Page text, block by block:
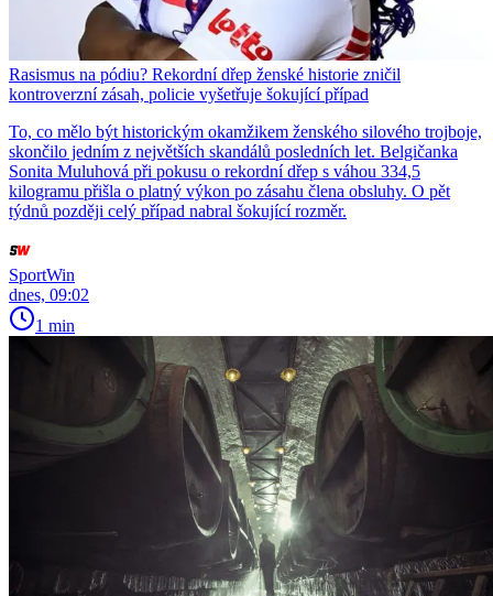
Rasismus na pódiu? Rekordní dřep ženské historie zničil
kontroverzní zásah, policie vyšetřuje šokující případ
To, co mělo být historickým okamžikem ženského silového trojboje,
skončilo jedním z největších skandálů posledních let. Belgičanka
Sonita Muluhová při pokusu o rekordní dřep s váhou 334,5
kilogramu přišla o platný výkon po zásahu člena obsluhy. O pět
týdnů později celý případ nabral šokující rozměr.
SportWin
dnes, 09:02
1 min